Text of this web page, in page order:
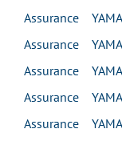
Assurance
Assurance
Assurance
Assurance
Assurance